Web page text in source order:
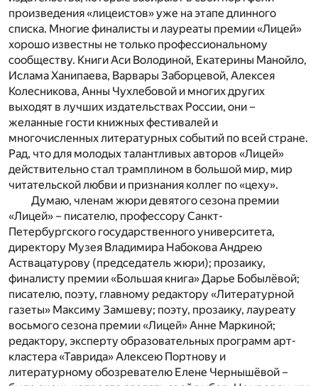
произведения «лицеистов» уже на этапе длинного
списка. Многие финалисты и лауреаты премии «Лицей»
хорошо известны не только профессиональному
сообществу. Книги Аси Володиной, Екатерины Манойло,
Ислама Ханипаева, Варвары Заборцевой, Алексея
Колесникова, Анны Чухлебовой и многих других
выходят в лучших издательствах России, они –
желанные гости книжных фестивалей и
многочисленных литературных событий по всей стране.
Рад, что для молодых талантливых авторов «Лицей»
действительно стал трамплином в большой мир, мир
читательской любви и признания коллег по «цеху».
Думаю, членам жюри девятого сезона премии
«Лицей» – писателю, профессору Санкт-
Петербургского государственного университета,
директору Музея Владимира Набокова Андрею
Аствацатурову (председатель жюри); прозаику,
финалисту премии «Большая книга» Дарье Бобылёвой;
писателю, поэту, главному редактору «Литературной
газеты» Максиму Замшеву; поэту, прозаику, лауреату
восьмого сезона премии «Лицей» Анне Маркиной;
редактору, эксперту образовательных программ арт-
кластера «Таврида» Алексею Портнову и
литературному обозревателю Елене Чернышёвой –